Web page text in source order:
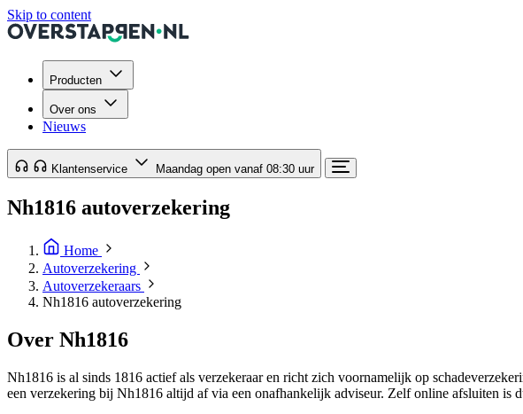
Skip to content
Producten
Over ons
Nieuws
Klantenservice Maandag open vanaf 08:30 uur
Nh1816 autoverzekering
Home
Autoverzekering
Autoverzekeraars
Nh1816 autoverzekering
Over Nh1816
Nh1816 is al sinds 1816 actief als verzekeraar en richt zich voornamelijk op
een verzekering bij Nh1816 altijd af via een onafhankelijk adviseur. Zelf online afsluiten is